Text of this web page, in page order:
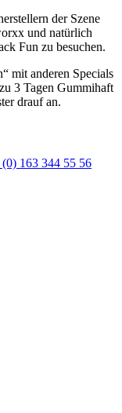
der Szene
und natürlich
Fun zu besuchen.
mit anderen Specials
3 Tagen Gummihaft
drauf an.
163 344 55 56